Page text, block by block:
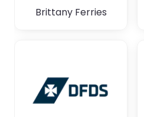
Brittany Ferries